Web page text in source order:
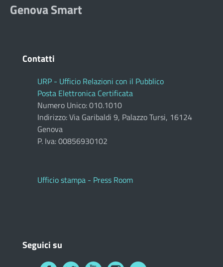
Genova Smart
Contatti
URP - Ufficio Relazioni con il Pubblico
Posta Elettronica Certificata
Numero Unico: 010.1010
Indirizzo: Via Garibaldi 9, Palazzo Tursi, 16124
Genova
P. Iva: 00856930102
Ufficio stampa - Press Room
Seguici su